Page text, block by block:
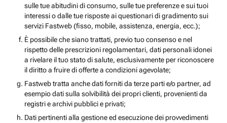
sulle tue abitudini di consumo, sulle tue preferenze e sui tuoi
interessi o dalle tue risposte ai questionari di gradimento sui
servizi Fastweb (fisso, mobile, assistenza, energia, ecc.);
È possibile che siano trattati, previo tuo consenso e nel
rispetto delle prescrizioni regolamentari, dati personali idonei
a rivelare il tuo stato di salute, esclusivamente per riconoscere
il diritto a fruire di offerte a condizioni agevolate;
Fastweb tratta anche dati forniti da terze parti e/o partner, ad
esempio dati sulla solvibilità dei propri clienti, provenienti da
registri e archivi pubblici e privati;
Dati pertinenti alla gestione ed esecuzione dei provvedimenti